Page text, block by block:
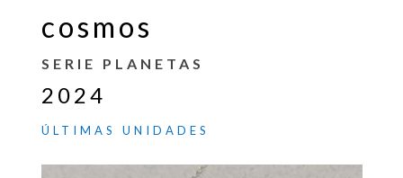
cosmos
SERIE PLANETAS
2024
ÚLTIMAS UNIDADES